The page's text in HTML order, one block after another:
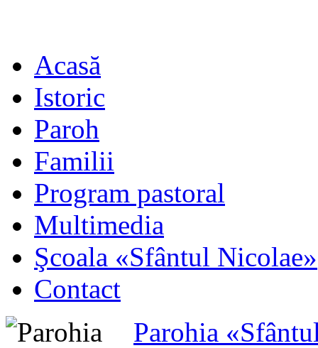
Acasă
Istoric
Paroh
Familii
Program pastoral
Multimedia
Şcoala «Sfântul Nicolae»
Contact
Parohia